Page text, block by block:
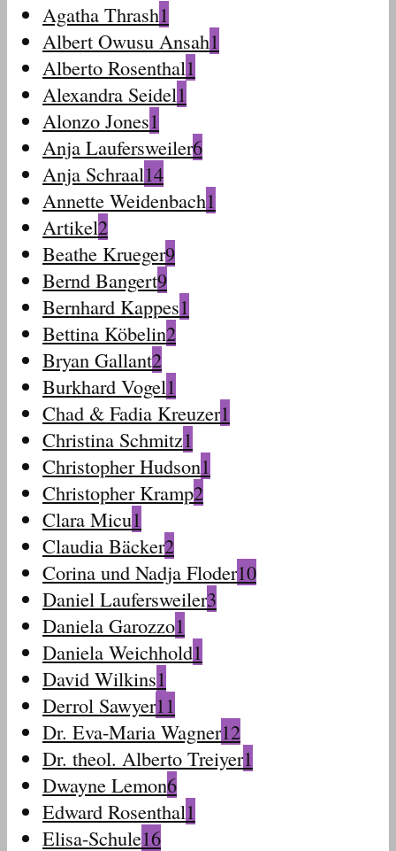
Agatha Thrash1
Albert Owusu Ansah1
Alberto Rosenthal1
Alexandra Seidel1
Alonzo Jones1
Anja Laufersweiler6
Anja Schraal14
Annette Weidenbach1
Artikel2
Beathe Krueger9
Bernd Bangert9
Bernhard Kappes1
Bettina Köbelin2
Bryan Gallant2
Burkhard Vogel1
Chad & Fadia Kreuzer1
Christina Schmitz1
Christopher Hudson1
Christopher Kramp2
Clara Micu1
Claudia Bäcker2
Corina und Nadja Floder10
Daniel Laufersweiler3
Daniela Garozzo1
Daniela Weichhold1
David Wilkins1
Derrol Sawyer11
Dr. Eva-Maria Wagner12
Dr. theol. Alberto Treiyer1
Dwayne Lemon6
Edward Rosenthal1
Elisa-Schule16